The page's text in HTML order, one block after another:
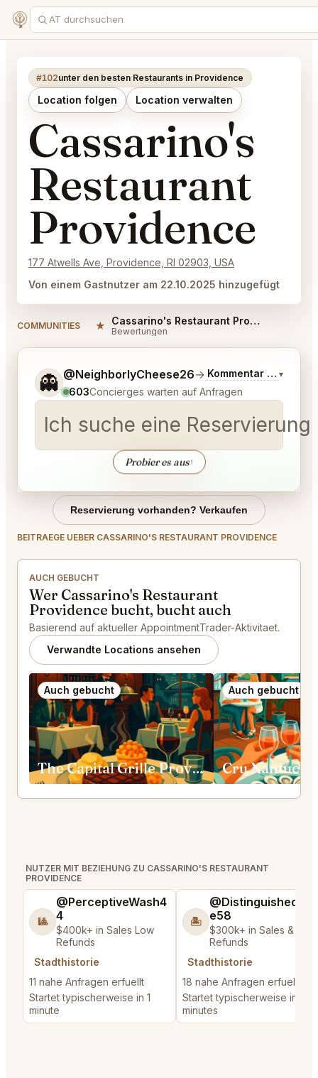
#102unter den besten Restaurants in Providence
Location folgen Location verwalten
Cassarino's
Restaurant
Providence
177 Atwells Ave, Providence, RI 02903, USA
Von einem Gastnutzer am 22.10.2025 hinzugefügt
COMMUNITIES ★ Cassarino's Restaurant Providence Reviews
Bewertungen
👻 @NeighborlyCheese26→ Kommentar zu den
▾
603Concierges warten auf Anfragen
Ich suche eine
Probier es aus↑
Sag mir noch etwas genauer, was du möchtest.
Reservierung vorhanden? Verkaufen
BEITRAEGE UEBER CASSARINO'S RESTAURANT PROVIDENCE
AUCH GEBUCHT
Wer Cassarino's Restaurant
Providence bucht, bucht auch
Basierend auf aktueller AppointmentTrader-Aktivitaet.
Verwandte Locations ansehen
Auch gebucht
The Capital Grille Providence
Auch gebucht
Cru
NUTZER MIT BEZIEHUNG ZU CASSARINO'S RESTAURANT
PROVIDENCE
🎱
@PerceptiveWash4
4
$400k+ in Sales Low
Refunds
Stadthistorie
11 nahe Anfragen erfuellt
Startet typischerweise in 1
minute
🏝️
@DistinguishedTre
e58
$300k+ in Sales & Low
Refunds
Stadthistorie
18 nahe Anfragen erfuellt
Startet typischerweise in 3
minutes